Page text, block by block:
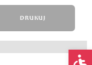
DRUKUJ